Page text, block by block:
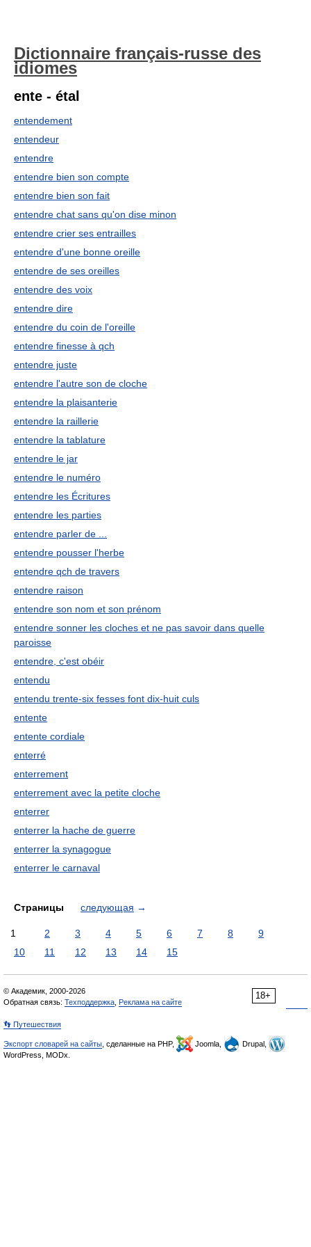
Dictionnaire français-russe des
idiomes
ente - étal
entendement
entendeur
entendre
entendre bien son compte
entendre bien son fait
entendre chat sans qu'on dise minon
entendre crier ses entrailles
entendre d'une bonne oreille
entendre de ses oreilles
entendre des voix
entendre dire
entendre du coin de l'oreille
entendre finesse à qch
entendre juste
entendre l'autre son de cloche
entendre la plaisanterie
entendre la raillerie
entendre la tablature
entendre le jar
entendre le numéro
entendre les Écritures
entendre les parties
entendre parler de ...
entendre pousser l'herbe
entendre qch de travers
entendre raison
entendre son nom et son prénom
entendre sonner les cloches et ne pas savoir dans quelle
paroisse
entendre, c'est obéir
entendu
entendu trente-six fesses font dix-huit culs
entente
entente cordiale
enterré
enterrement
enterrement avec la petite cloche
enterrer
enterrer la hache de guerre
enterrer la synagogue
enterrer le carnaval
Страницы следующая →
1 2 3 4 5 6 7 8
9
10
11 12 13 14 15
18+
© Академик, 2000-2026
Обратная связь: Техподдержка Реклама на сайте
👣 Путешествия
Экспорт словарей на сайты , сделанные на PHP, Joomla,
Drupal,
WordPress, MODx.